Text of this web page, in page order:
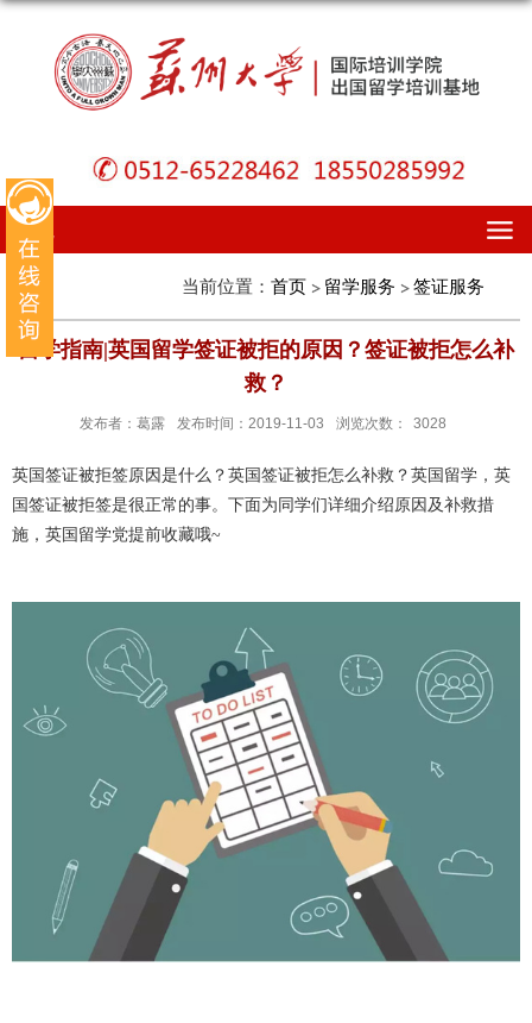
导航
当前位置： 首页 留学服务 签证服务
留学指南|英国留学签证被拒的原因？签证被拒怎么补
救？
发布者：葛露 发布时间：2019-11-03 浏览次数： 3028
英国签证被拒签原因是什么？英国签证被拒怎么补救？英国留学，英
国签证被拒签是很正常的事。下面为同学们详细介绍原因及补救措
施，英国留学党提前收藏哦~